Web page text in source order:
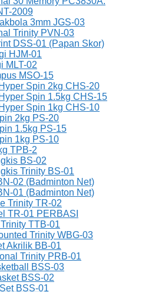
2009
3mm JGS-03
Trinity PVN-03
DSS-01 (Papan Skor)
HJM-01
MLT-02
MSO-15
Spin 2kg CHS-20
Spin 1.5kg CHS-15
Spin 1kg CHS-10
2kg PS-20
1.5kg PS-15
1kg PS-10
TPB-2
BS-02
Trinity BS-01
02 (Badminton Net)
01 (Badminton Net)
Trinity TR-02
TR-01 PERBASI
TTB-01
Trinity WBG-03
Akrilik BB-01
Trinity PRB-01
BSS-03
BSS-02
BSS-01